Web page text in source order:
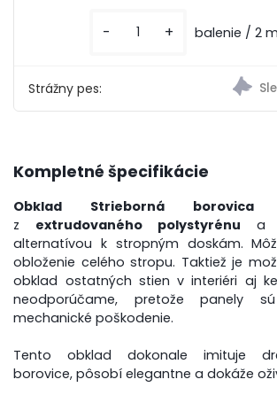
Strážny pes:
- + balenie / 2
Kompletné špecifikácie
Obklad Strieborná borovica
z extrudovaného polystyrénu a
alternatívou k stropným doskám.
obloženie celého stropu. Taktiež je
obklad ostatných stien v interiéri aj
neodporúčame, pretože panely
mechanické poškodenie.
Tento obklad dokonale imituje
borovice, pôsobí elegantne a dokáže